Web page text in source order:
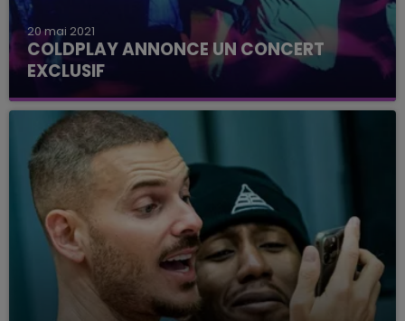
20 mai 2021
COLDPLAY ANNONCE UN CONCERT
EXCLUSIF